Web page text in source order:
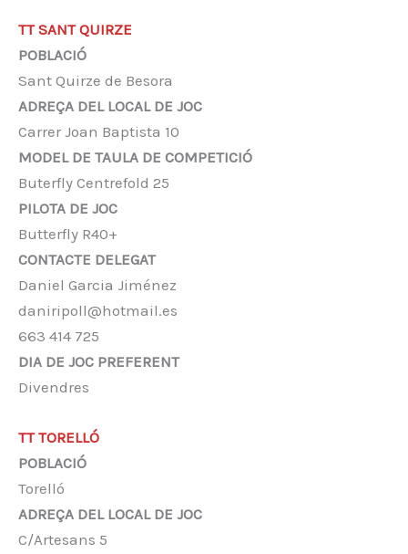
TT SANT QUIRZE
POBLACIÓ
Sant Quirze de Besora
ADREÇA DEL LOCAL DE JOC
Carrer Joan Baptista 10
MODEL DE TAULA DE COMPETICIÓ
Buterfly Centrefold 25
PILOTA DE JOC
Butterfly R40+
CONTACTE DELEGAT
Daniel Garcia Jiménez
daniripoll@hotmail.es
663 414 725
DIA DE JOC PREFERENT
Divendres
TT TORELLÓ
POBLACIÓ
Torelló
ADREÇA DEL LOCAL DE JOC
C/Artesans 5